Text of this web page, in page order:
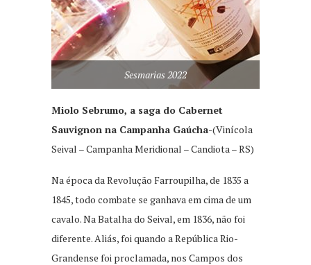
Sesmarias 2022
Miolo Sebrumo, a saga do Cabernet
Sauvignon na Campanha Gaúcha-(Vinícola
Seival – Campanha Meridional – Candiota – RS)
Na época da Revolução Farroupilha, de 1835 a
1845, todo combate se ganhava em cima de um
cavalo. Na Batalha do Seival, em 1836, não foi
diferente. Aliás, foi quando a República Rio-
Grandense foi proclamada, nos Campos dos